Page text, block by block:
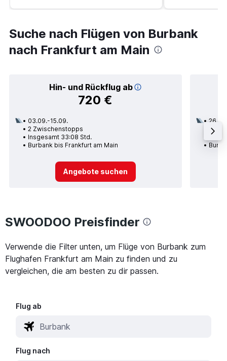
Suche nach Flügen von Burbank
nach Frankfurt am Main
Hin- und Rückflug ab
720 €
03.09.-15.09.
2 Zwischenstopps
Insgesamt 33:08 Std.
Burbank bis Frankfurt am Main
Angebote suchen
26.09.
1
SWOODOO Preisfinder
Verwende die Filter unten, um Flüge von Burbank zum
Flughafen Frankfurt am Main zu finden und zu
vergleichen, die am besten zu dir passen.
Flug ab
Flug nach